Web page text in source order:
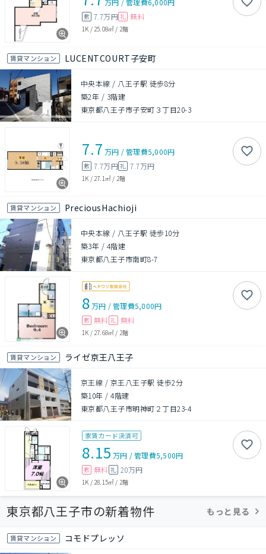
敷 7.7万円 礼 無料
1K / 25.08㎡ / 2階
賃貸マンション LUCENTCOURT子安町
中央本線 / 八王子駅 徒歩8分
築2年 / 3階建
東京都八王子市子安町３丁目20-3
7.7 万円 /管理費5,000円
敷 7.7万円礼 7.7万円
1K / 27.1㎡ / 2階
賃貸マンション PreciousHachioji
中央本線 / 八王子駅 徒歩10分
築3年 / 4階建
東京都八王子市南町8-7
8万円 /管理費5,000円
敷 無料 礼 無料
1K /27.68㎡ / 2階
賃貸マンション ライゼ京王八王子
京王線 / 京王八王子駅 徒歩2分
築10年 /4階建
東京都八王子市明神町２丁目23-4
家賃カード決済可
8.15 万円 /管理費5,500円
敷 無料 礼 20万円
1K /28.15㎡ / 2階
東京都八王子市の新着物件 もっと見る
賃貸マンション コモドプレッソ